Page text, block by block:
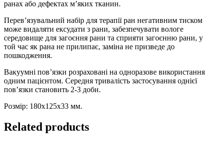
ранах або дефектах м’яких тканин.
Перев’язувальний набір для терапії ран негативним тиском
може видаляти ексудати з рани, забезпечувати вологе
середовище для загоєння рани та сприяти загоєнню рани, у
той час як рана не прилипає, заміна не призведе до
пошкодження.
Вакуумні пов’язки розраховані на одноразове використання
одним пацієнтом. Середня тривалість застосування однієї
пов’язки становить 2-3 доби.
Розмір: 180x125x33 мм.
Related products